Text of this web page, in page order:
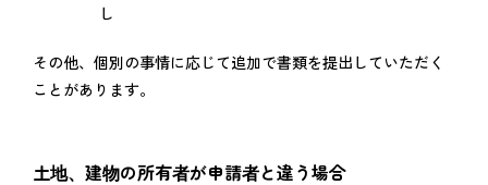
し
その他、個別の事情に応じて追加で書類を提出していただく
ことがあります。
土地、建物の所有者が申請者と違う場合